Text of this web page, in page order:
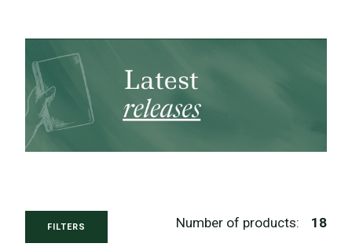
FILTERS Number of products: 18